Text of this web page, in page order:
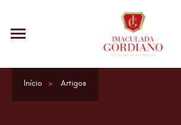
Início Artigos